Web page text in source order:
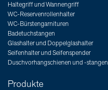
Haltegriff und Wannengriff
WC-Reservenrollenhalter
WC-Bürstengarnituren
Badetuchstangen
Glashalter und Doppelglashalter
Seifenhalter und Seifenspender
Duschvorhangschienen und -stangen
Produkte